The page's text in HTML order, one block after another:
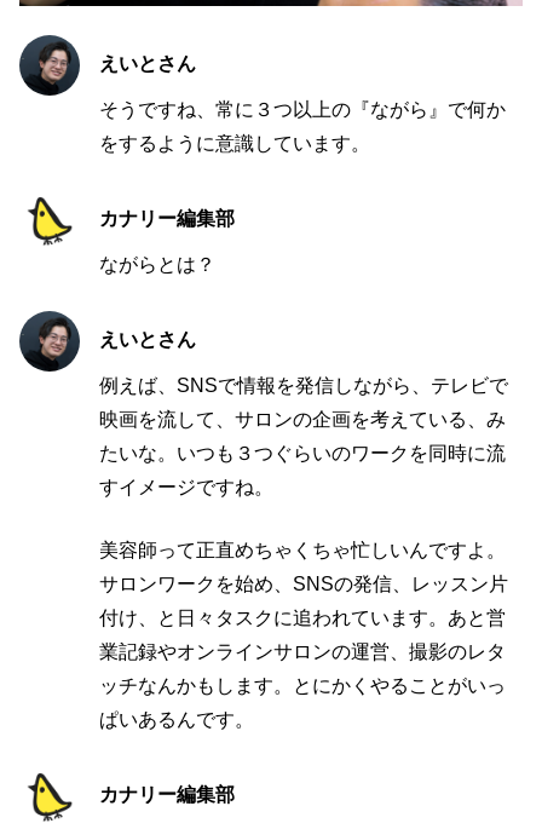
えいとさん
そうですね、常に３つ以上の『ながら』で何か
をするように意識しています。
カナリー編集部
ながらとは？
えいとさん
例えば、SNSで情報を発信しながら、テレビで
映画を流して、サロンの企画を考えている、み
たいな。いつも３つぐらいのワークを同時に流
すイメージですね。
美容師って正直めちゃくちゃ忙しいんですよ。
サロンワークを始め、SNSの発信、レッスン片
付け、と日々タスクに追われています。あと営
業記録やオンラインサロンの運営、撮影のレタ
ッチなんかもします。とにかくやることがいっ
ぱいあるんです。
カナリー編集部